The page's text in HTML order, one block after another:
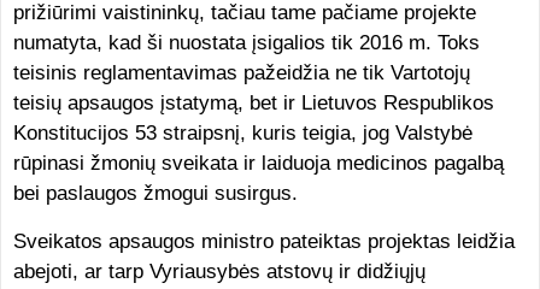
prižiūrimi vaistininkų, tačiau tame pačiame projekte
numatyta, kad ši nuostata įsigalios tik 2016 m. Toks
teisinis reglamentavimas pažeidžia ne tik Vartotojų
teisių apsaugos įstatymą, bet ir Lietuvos Respublikos
Konstitucijos 53 straipsnį, kuris teigia, jog Valstybė
rūpinasi žmonių sveikata ir laiduoja medicinos pagalbą
bei paslaugos žmogui susirgus.
Sveikatos apsaugos ministro pateiktas projektas leidžia
abejoti, ar tarp Vyriausybės atstovų ir didžiųjų